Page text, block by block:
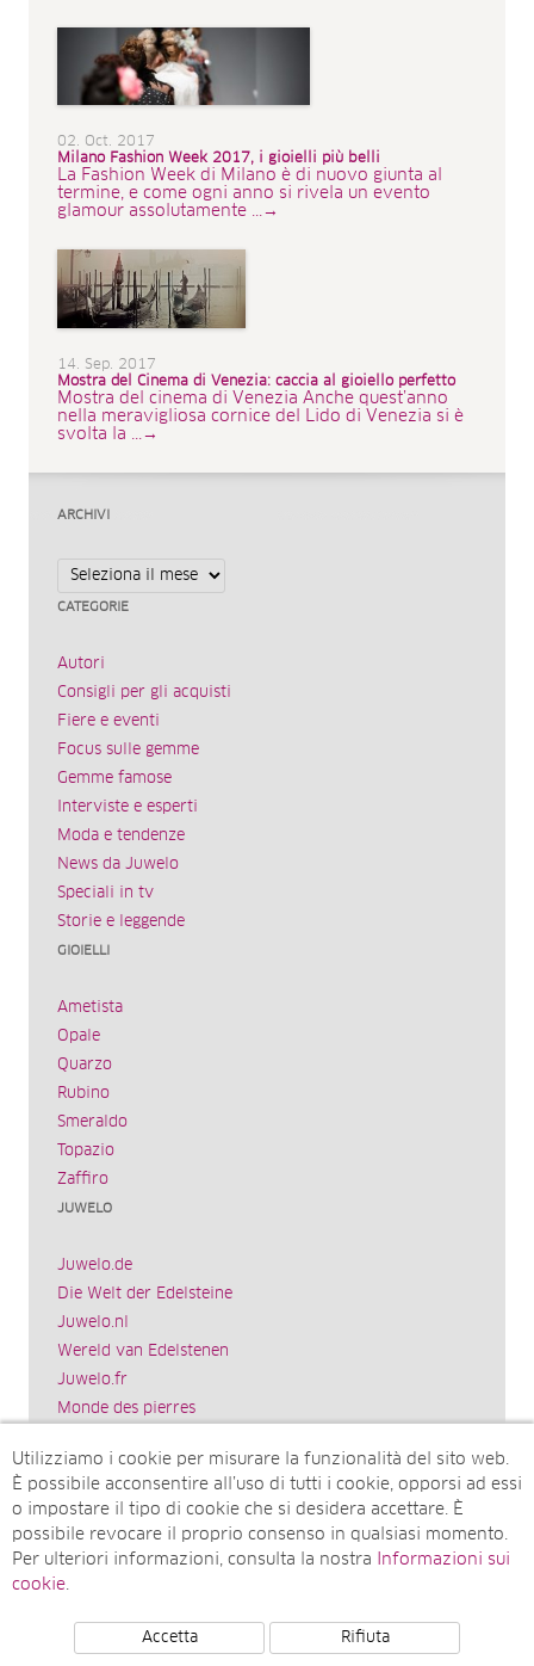
02. Oct. 2017
Milano Fashion Week 2017, i gioielli più belli
La Fashion Week di Milano è di nuovo giunta al
termine, e come ogni anno si rivela un evento
glamour assolutamente ...→
14. Sep. 2017
Mostra del Cinema di Venezia: caccia al gioiello perfetto
Mostra del cinema di Venezia Anche quest’anno
nella meravigliosa cornice del Lido di Venezia si è
svolta la ...→
ARCHIVI
Archivi
CATEGORIE
Autori
Consigli per gli acquisti
Fiere e eventi
Focus sulle gemme
Gemme famose
Interviste e esperti
Moda e tendenze
News da Juwelo
Speciali in tv
Storie e leggende
GIOIELLI
Ametista
Opale
Quarzo
Rubino
Smeraldo
Topazio
Zaffiro
JUWELO
Juwelo.de
Die Welt der Edelsteine
Juwelo.nl
Wereld van Edelstenen
Juwelo.fr
Monde des pierres
El mundo de las piedras preciosas
Rocks & Co.
World of Gemstones
Juwelo.com
Ädelstenarnas Värld
Utilizziamo i cookie per misurare la funzionalità del sito web.
È possibile acconsentire all’uso di tutti i cookie, opporsi ad essi
o impostare il tipo di cookie che si desidera accettare. È
possibile revocare il proprio consenso in qualsiasi momento.
Per ulteriori informazioni, consulta la nostra
Informazioni sui
cookie.
Accetta Rifiuta